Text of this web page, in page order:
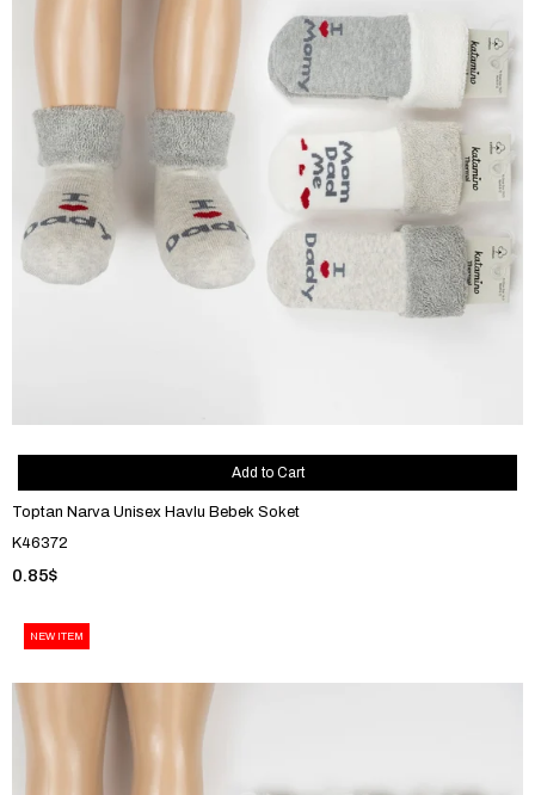
Toptan Narva Unisex Havlu Bebek Soket
K46372
0.85$
Add to Cart
NEW ITEM